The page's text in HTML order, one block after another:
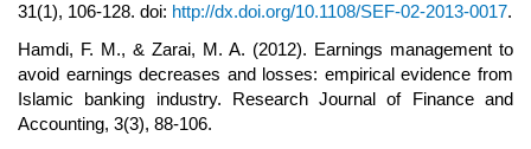
31(1), 106-128. doi: http://dx.doi.org/10.1108/SEF-02-2013-0017.
Hamdi, F. M., & Zarai, M. A. (2012). Earnings management to
avoid earnings decreases and losses: empirical evidence from
Islamic banking industry. Research Journal of Finance and
Accounting, 3(3), 88-106.